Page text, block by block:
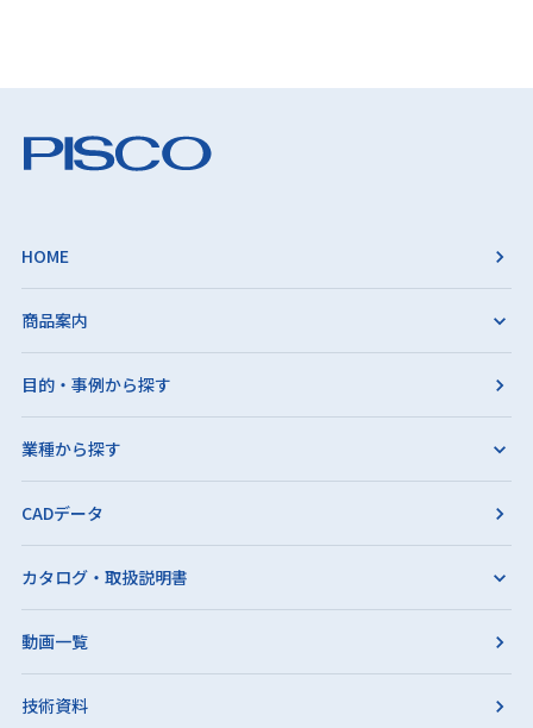
HOME
商品案内
目的・事例から探す
業種から探す
CADデータ
カタログ・取扱説明書
動画一覧
技術資料